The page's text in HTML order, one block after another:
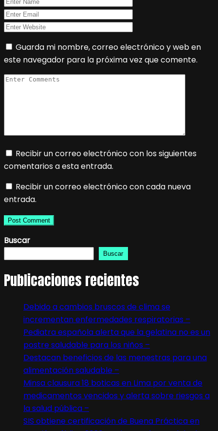
Guarda mi nombre, correo electrónico y web en
este navegador para la próxima vez que comente.
Recibir un correo electrónico con los siguientes
comentarios a esta entrada.
Recibir un correo electrónico con cada nueva
entrada.
Buscar
Buscar
Publicaciones recientes
Debido a cambios bruscos de clima se
incrementan enfermedades respiratorias –
Pediatra española alerta que la gelatina no es un
postre saludable para los niños –
Destacan beneficios de las menestras para una
alimentación saludable –
Minsa clausura 18 boticas en Lima por venta de
medicamentos vencidos y alerta sobre riesgos a
la salud pública –
SIS obtiene certificación de Buena Práctica en